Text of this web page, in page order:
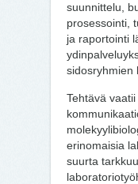
suunnittelu,
prosessointi,
ja raportointi
sidosryhmien
Tehtävä
erinomaisia
suurta